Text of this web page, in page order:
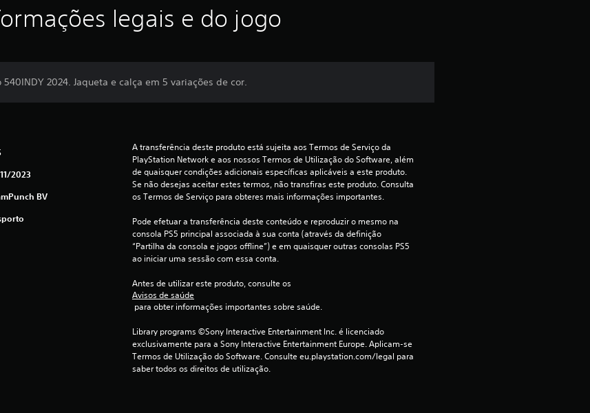
legais e do jogo
2024. Jaqueta e calça em 5 variações de cor.
2023
BV
A transferência deste produto está sujeita aos Termos de Serviço da
PlayStation Network e aos nossos Termos de Utilização do Software, além
de quaisquer condições adicionais específicas aplicáveis a este produto.
Se não desejas aceitar estes termos, não transfiras este produto. Consulta
os Termos de Serviço para obteres mais informações importantes.
Pode efetuar a transferência deste conteúdo e reproduzir o mesmo na
consola PS5 principal associada à sua conta (através da definição
“Partilha da consola e jogos offline”) e em quaisquer outras consolas PS5
ao iniciar uma sessão com essa conta.
Antes de utilizar este produto, consulte os
Avisos de saúde
para obter informações importantes sobre saúde.
Library programs ©Sony Interactive Entertainment Inc. é licenciado
exclusivamente para a Sony Interactive Entertainment Europe. Aplicam-se
Termos de Utilização do Software. Consulte eu.playstation.com/legal para
saber todos os direitos de utilização.